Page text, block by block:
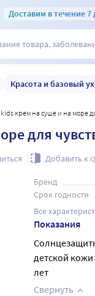
Доставим в течение 7
Красота и базовый
kids крем на суше и на море
для
Добавить к
Бренд
Срок годности
Все
Показания
детской кожи
лет
Свернуть